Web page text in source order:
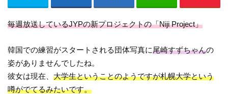
毎週放送しているJYPの新プロジェクトの「Niji Project」
韓国での練習がスタートされる団体写真に尾崎すずちゃんの
姿がありませんでしたね。
彼女は現在、大学生ということのようですが札幌大学という
噂がでてるみたいです。